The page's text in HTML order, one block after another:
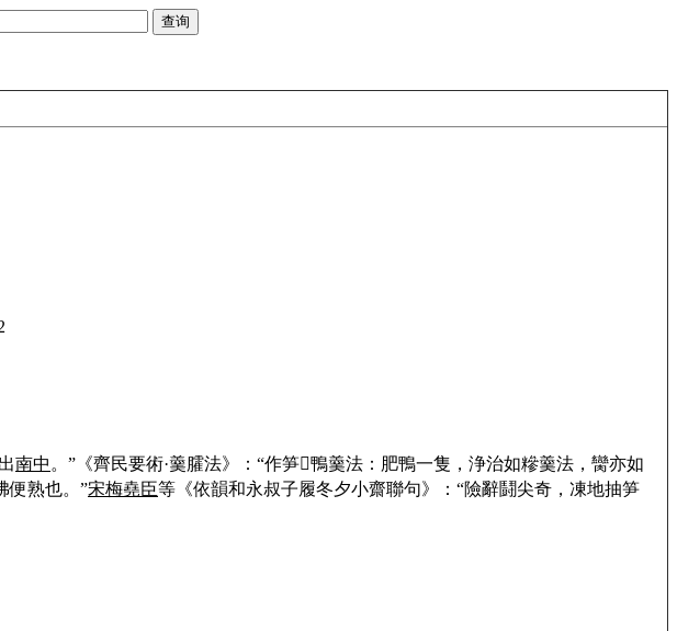
南中 。”《齊民要術·羹臛法》：“作笋𥰮鴨羹法：肥鴨一隻，浄治如糝羹法，臠亦如
便熟也。”宋梅堯臣等《依韻和永叔子履冬夕小齋聯句》：“險辭鬪尖奇，凍地抽笋